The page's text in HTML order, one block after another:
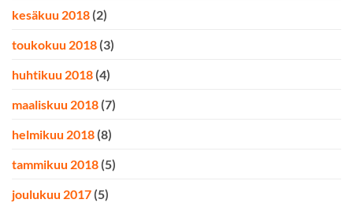
kesäkuu 2018 (2)
toukokuu 2018 (3)
huhtikuu 2018 (4)
maaliskuu 2018 (7)
helmikuu 2018 (8)
tammikuu 2018 (5)
joulukuu 2017 (5)